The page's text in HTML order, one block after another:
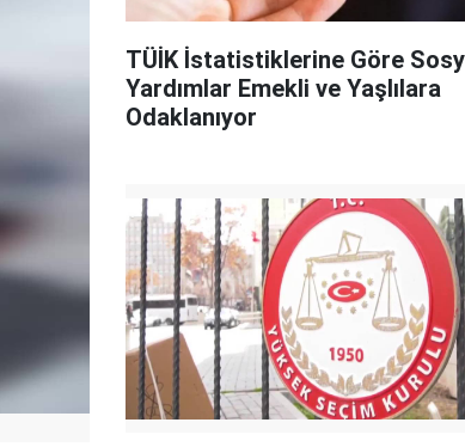
TÜİK İstatistiklerine Göre
Yardımlar Emekli ve Yaşlılara
Odaklanıyor